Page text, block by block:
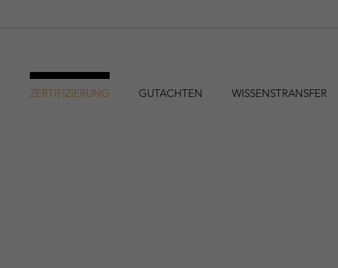
ZERTIFIZIERUNG GUTACHTEN WISSENSTRANSFER